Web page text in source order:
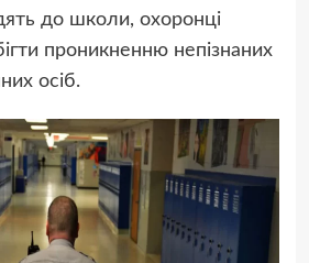
до школи, охоронці
проникненню непізнаних
осіб.